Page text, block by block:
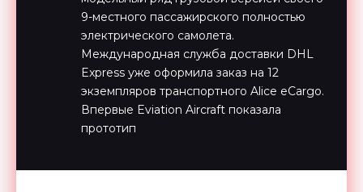
9-местного пассажирского полностью
электрического самолета.
Международная служба доставки DHL
Express уже оформила заказ на 12
экземпляров транспортного Alice eCargo.
Впервые Eviation Aircraft показала
прототип